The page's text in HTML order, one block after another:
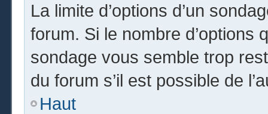
La limite d’options d’un
forum. Si le nombre d’options
sondage vous semble trop
du forum s’il est possible de
Haut